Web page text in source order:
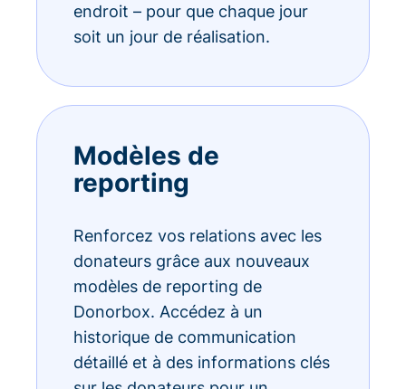
endroit – pour que chaque jour
soit un jour de réalisation.
Modèles de
reporting
Renforcez vos relations avec les
donateurs grâce aux nouveaux
modèles de reporting de
Donorbox. Accédez à un
historique de communication
détaillé et à des informations clés